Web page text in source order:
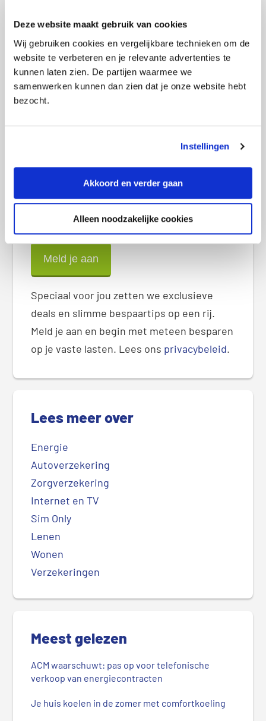
Deze website maakt gebruik van cookies
Wij gebruiken cookies en vergelijkbare technieken om de
website te verbeteren en je relevante advertenties te
kunnen laten zien. De partijen waarmee we
samenwerken kunnen dan zien dat je onze website hebt
bezocht.
Instellingen
Akkoord en verder gaan
Alleen noodzakelijke cookies
m
i
r
e
S
i
a
Goedkoopste woonverzekering in augustus
2026
Goedkoopste sim only-abonnement in augustus
2026
Goedkoopste internet- en tv-abonnement in
Ontvang exclusieve deals
Speciaal voor jou zetten we exclusieve
deals en slimme bespaartips op een rij.
Meld je aan en begin met meteen besparen
op je vaste lasten. Lees ons privacybeleid.
Lees meer over
Energie
Autoverzekering
Zorgverzekering
Internet en TV
Sim Only
Lenen
Wonen
Verzekeringen
Meest gelezen
ACM waarschuwt: pas op voor telefonische
verkoop van energiecontracten
Je huis koelen in de zomer met comfortkoeling